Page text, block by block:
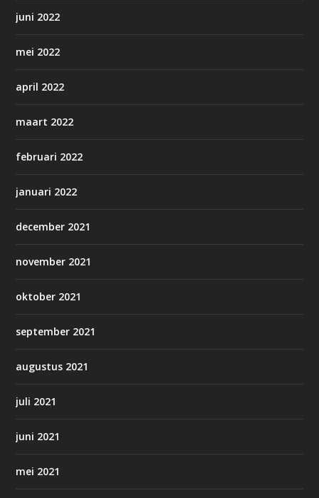
juni 2022
mei 2022
april 2022
maart 2022
februari 2022
januari 2022
december 2021
november 2021
oktober 2021
september 2021
augustus 2021
juli 2021
juni 2021
mei 2021